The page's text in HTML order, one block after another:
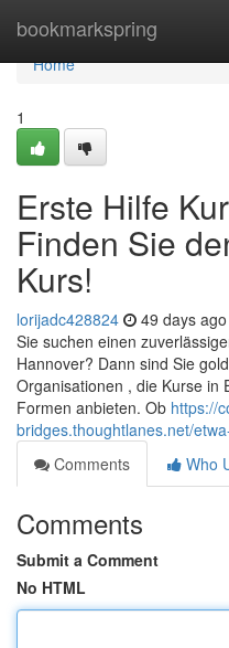
bookmarkspring
Home
Home
1
Erste Hilfe
Finden Sie
Kurs!
lorijadc428824 49 days ago
Sie suchen einen
Hannover? Dann sind Sie
Organisationen , die Kurse in
Formen anbieten. Ob https://
bridges.thoughtlanes.net/
Comments
Who
Comments
Submit a Comment
No HTML